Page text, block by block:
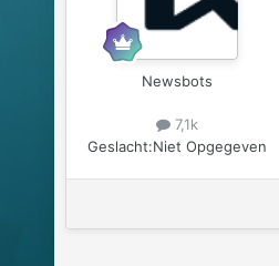
Newsbots
7,1k
Geslacht:Niet Opgegeven